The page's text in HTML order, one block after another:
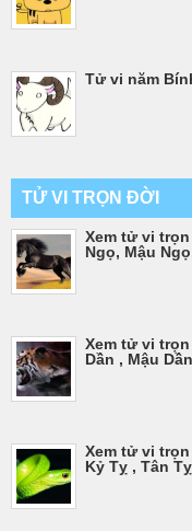
Tử vi năm
TỬ VI TRỌN ĐỜI
Xem tử vi
Ngọ, Mậu
Xem tử vi
Dần , Mậu
Xem tử vi
Kỷ Tỵ , Tân